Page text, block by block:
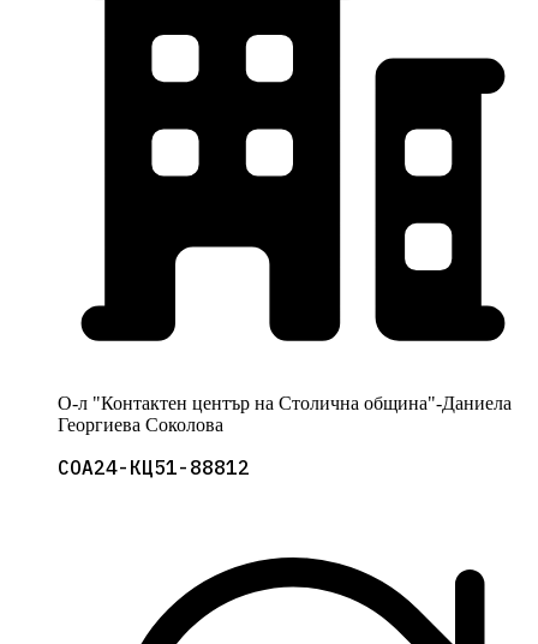
О-л "Контактен център на Столична община"-Даниела
Георгиева Соколова
СОА24-КЦ51-88812